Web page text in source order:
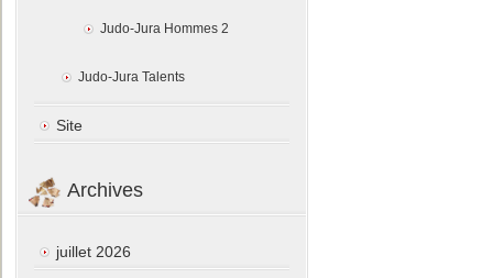
Judo-Jura Hommes 2
Judo-Jura Talents
Site
Archives
juillet 2026